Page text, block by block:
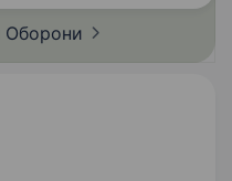
Оборони